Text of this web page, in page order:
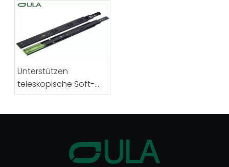
die Sie benötigen
Unterstützen
teleskopische Soft-
Close-